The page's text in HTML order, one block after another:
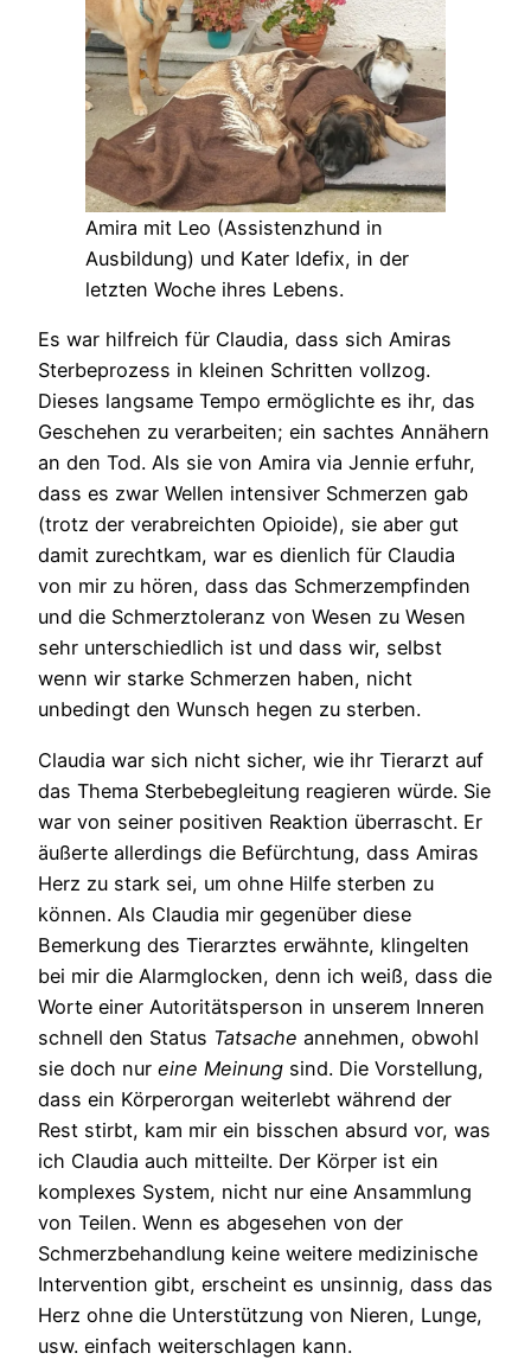
Amira mit Leo (Assistenzhund in
Ausbildung) und Kater Idefix, in der
letzten Woche ihres Lebens.
Es war hilfreich für Claudia, dass sich Amiras
Sterbeprozess in kleinen Schritten vollzog.
Dieses langsame Tempo ermöglichte es ihr, das
Geschehen zu verarbeiten; ein sachtes Annähern
an den Tod. Als sie von Amira via Jennie erfuhr,
dass es zwar Wellen intensiver Schmerzen gab
(trotz der verabreichten Opioide), sie aber gut
damit zurechtkam, war es dienlich für Claudia
von mir zu hören, dass das Schmerzempfinden
und die Schmerztoleranz von Wesen zu Wesen
sehr unterschiedlich ist und dass wir, selbst
wenn wir starke Schmerzen haben, nicht
unbedingt den Wunsch hegen zu sterben.
Claudia war sich nicht sicher, wie ihr Tierarzt auf
das Thema Sterbebegleitung reagieren würde. Sie
war von seiner positiven Reaktion überrascht. Er
äußerte allerdings die Befürchtung, dass Amiras
Herz zu stark sei, um ohne Hilfe sterben zu
können. Als Claudia mir gegenüber diese
Bemerkung des Tierarztes erwähnte, klingelten
bei mir die Alarmglocken, denn ich weiß, dass die
Worte einer Autoritätsperson in unserem Inneren
schnell den Status Tatsache annehmen, obwohl
sie doch nur eine Meinung sind. Die Vorstellung,
dass ein Körperorgan weiterlebt während der
Rest stirbt, kam mir ein bisschen absurd vor, was
ich Claudia auch mitteilte. Der Körper ist ein
komplexes System, nicht nur eine Ansammlung
von Teilen. Wenn es abgesehen von der
Schmerzbehandlung keine weitere medizinische
Intervention gibt, erscheint es unsinnig, dass das
Herz ohne die Unterstützung von Nieren, Lunge,
usw. einfach weiterschlagen kann.